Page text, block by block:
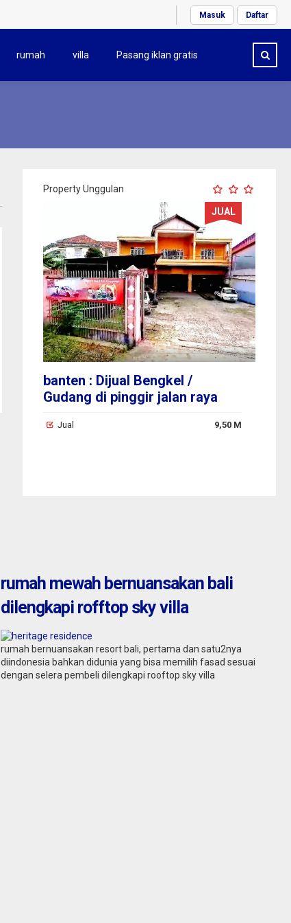
Masuk Daftar
rumah villa Pasang iklan gratis
Property Unggulan
JUAL
banten : Dijual Bengkel /
Gudang di pinggir jalan raya
Jual 9,50 M
rumah mewah bernuansakan bali
dilengkapi rofftop sky villa
rumah bernuansakan resort bali, pertama dan satu2nya
diindonesia bahkan didunia yang bisa memilih fasad sesuai
dengan selera pembeli dilengkapi rooftop sky villa